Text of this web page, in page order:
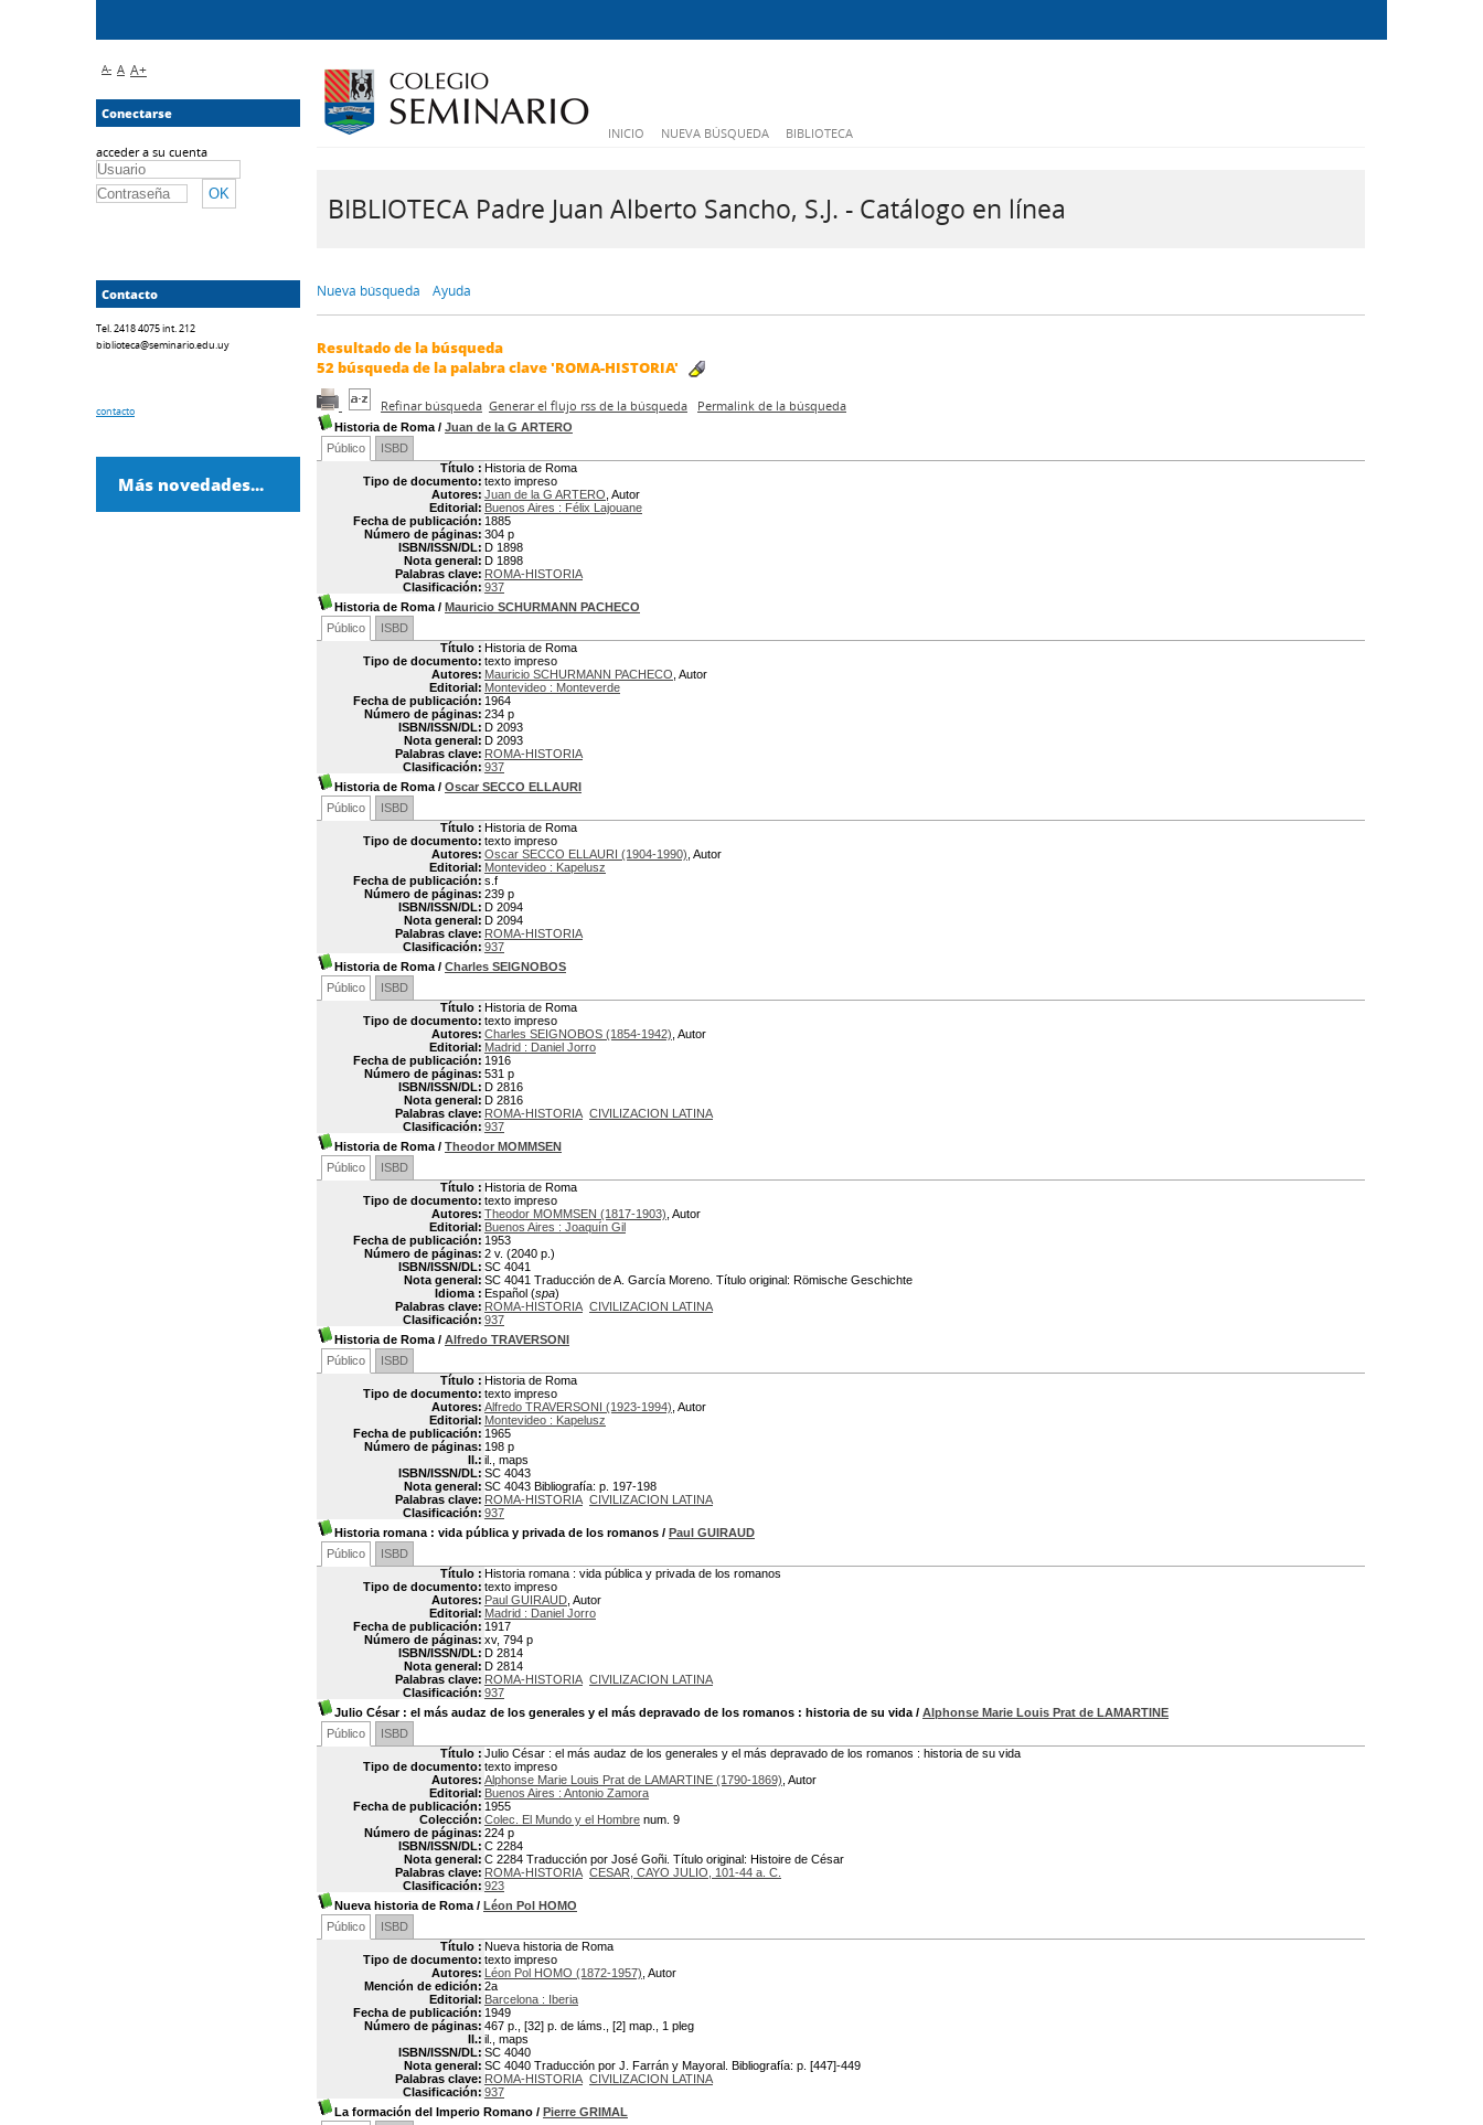
INICIO NUEVA BÚSQUEDA BIBLIOTECA
BIBLIOTECA Padre Juan Alberto Sancho, S.J. - Catálogo en línea
Nueva búsqueda Ayuda
Resultado de la búsqueda
52búsqueda de la palabra clave'ROMA-HISTORIA'
Refinar búsqueda Generar el flujo rss de la búsqueda Permalink de la búsqueda
Historia de Roma / Juan de la G ARTERO
Público
ISBD
Título : Historia de Roma
Tipo de documento: texto impreso
Autores: Juan de la G ARTERO , Autor
Editorial: Buenos Aires : Félix Lajouane
Fecha de publicación: 1885
Número de páginas: 304 p
ISBN/ISSN/DL: D 1898
Nota general: D 1898
Palabras clave: ROMA-HISTORIA
Clasificación: 937
Historia de Roma / Mauricio SCHURMANN PACHECO
Público
ISBD
Título : Historia de Roma
Tipo de documento: texto impreso
Autores: Mauricio SCHURMANN PACHECO , Autor
Editorial: Montevideo : Monteverde
Fecha de publicación: 1964
Número de páginas: 234 p
ISBN/ISSN/DL: D 2093
Nota general: D 2093
Palabras clave: ROMA-HISTORIA
Clasificación: 937
Historia de Roma / Oscar SECCO ELLAURI
Público
ISBD
Título : Historia de Roma
Tipo de documento: texto impreso
Autores: Oscar SECCO ELLAURI (1904-1990) , Autor
Editorial: Montevideo : Kapelusz
Fecha de publicación: s.f
Número de páginas: 239 p
ISBN/ISSN/DL: D 2094
Nota general: D 2094
Palabras clave: ROMA-HISTORIA
Clasificación: 937
Historia de Roma / Charles SEIGNOBOS
Público
ISBD
Título : Historia de Roma
Tipo de documento: texto impreso
Autores: Charles SEIGNOBOS (1854-1942) , Autor
Editorial: Madrid : Daniel Jorro
Fecha de publicación: 1916
Número de páginas: 531 p
ISBN/ISSN/DL: D 2816
Nota general: D 2816
Palabras clave: ROMA-HISTORIA CIVILIZACION LATINA
Clasificación: 937
Historia de Roma / Theodor MOMMSEN
Público
ISBD
Título : Historia de Roma
Tipo de documento: texto impreso
Autores: Theodor MOMMSEN (1817-1903) , Autor
Editorial: Buenos Aires : Joaquín Gil
Fecha de publicación: 1953
Número de páginas: 2 v. (2040 p.)
ISBN/ISSN/DL: SC 4041
Nota general: SC 4041 Traducción de A. García Moreno. Título original: Römische Geschichte
Idioma : Español (spa)
Palabras clave: ROMA-HISTORIA CIVILIZACION LATINA
Clasificación: 937
Historia de Roma / Alfredo TRAVERSONI
Público
ISBD
Título : Historia de Roma
Tipo de documento: texto impreso
Autores: Alfredo TRAVERSONI (1923-1994) , Autor
Editorial: Montevideo : Kapelusz
Fecha de publicación: 1965
Número de páginas: 198 p
Il.: il., maps
ISBN/ISSN/DL: SC 4043
Nota general: SC 4043 Bibliografía: p. 197-198
Palabras clave: ROMA-HISTORIA CIVILIZACION LATINA
Clasificación: 937
Historia romana : vida pública y privada de los romanos / Paul GUIRAUD
Público
ISBD
Título : Historia romana : vida pública y privada de los romanos
Tipo de documento: texto impreso
Autores: Paul GUIRAUD , Autor
Editorial: Madrid : Daniel Jorro
Fecha de publicación: 1917
Número de páginas: xv, 794 p
ISBN/ISSN/DL: D 2814
Nota general: D 2814
Palabras clave: ROMA-HISTORIA CIVILIZACION LATINA
Clasificación: 937
Julio César: el más audaz de los generales y el más depravado de los romanos : historia de su vida / Alphonse Marie Louis Prat de LAMARTINE
Público
ISBD
Título : Julio César : el más audaz de los generales y el más depravado de los romanos : historia de su vida
Tipo de documento: texto impreso
Autores: Alphonse Marie Louis Prat de LAMARTINE (1790-1869) , Autor
Editorial: Buenos Aires : Antonio Zamora
Fecha de publicación: 1955
Colección: Colec. El Mundo y el Hombre num. 9
Número de páginas: 224 p
ISBN/ISSN/DL: C 2284
Nota general: C 2284 Traducción por José Goñi. Título original: Histoire de César
Palabras clave: ROMA-HISTORIA CESAR, CAYO JULIO, 101-44 a. C.
Clasificación: 923
Nueva historia de Roma / Léon Pol HOMO
Público
ISBD
Título : Nueva historia de Roma
Tipo de documento: texto impreso
Autores: Léon Pol HOMO (1872-1957) , Autor
Mención de edición: 2a
Editorial: Barcelona : Iberia
Fecha de publicación: 1949
Número de páginas: 467 p., [32] p. de láms., [2] map., 1 pleg
Il.: il., maps
ISBN/ISSN/DL: SC 4040
Nota general: SC 4040 Traducción por J. Farrán y Mayoral. Bibliografía: p. [447]-449
Palabras clave: ROMA-HISTORIA CIVILIZACION LATINA
Clasificación: 937
La formación del Imperio Romano / Pierre GRIMAL
A- A A+
Conectarse
acceder a su cuenta
Contacto
Tel. 2418 4075 int. 212
biblioteca@seminario.edu.uy
contacto
Más novedades...